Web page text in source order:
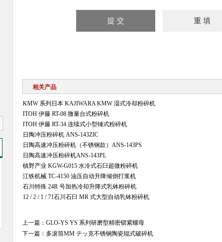
相关产品
KMW 系列日本 KAJIWARA KMW 湿式冷却粉碎机
ITOH 伊藤 RT-08 微量台式粉碎机
ITOH 伊藤 RT-34 连续式小型锤式粉碎机
日陶冲压粉碎机 ANS-143ZIC
日陶高速冲压粉碎机（不锈钢款）ANS-143PS
日陶高速冲压粉碎机ANS-143PL
槙野产业 KGW-G015 水冷式石臼超微粉碎机
江铁机械 TC-4150 油压自动升降倾倒打浆机
石川特殊 24R 号加热冷却升降式乳钵粉碎机
12 / 2 / 1 / 71石川石臼 MR 式大型自动乳钵粉碎机
上一篇： GLO-YS YS 系列研磨型精密锁紧螺母
下一篇： 多滚筒MM テッ克不锈钢陶瓷辊式破碎机